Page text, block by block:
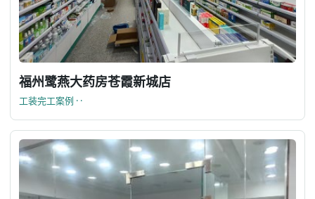
福州鹭燕大药房苍霞新城店
工装完工案例 · ·